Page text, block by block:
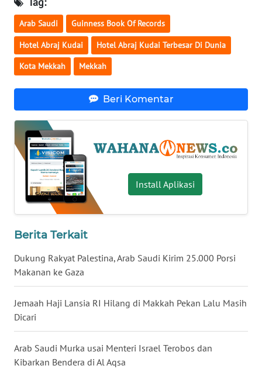
Arab Saudi Guinness Book Of Records
Hotel Abraj Kudai Hotel Abraj Kudai Terbesar Di Dunia
Kota Mekkah Mekkah
Beri Komentar
Install Aplikasi
Berita Terkait
Dukung Rakyat Palestina, Arab Saudi Kirim 25.000 Porsi
Makanan ke Gaza
Jemaah Haji Lansia RI Hilang di Makkah Pekan Lalu Masih
Dicari
Arab Saudi Murka usai Menteri Israel Terobos dan
Kibarkan Bendera di Al Aqsa
PAPUA
BARAT
WN
RIAU
WN
WN
JAMBI
WN
SULTRA
NTB
WN
SULTENG
WN
SULBAR
WN
BABEL